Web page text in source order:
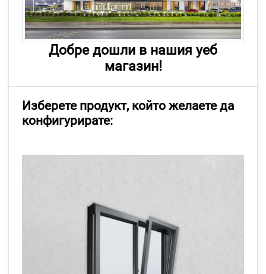
Добре дошли в нашия уеб
магазин!
Изберете продукт, който желаете да
конфигурирате: